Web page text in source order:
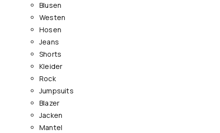
Blusen
Westen
Hosen
Jeans
Shorts
Kleider
Rock
Jumpsuits
Blazer
Jacken
Mantel